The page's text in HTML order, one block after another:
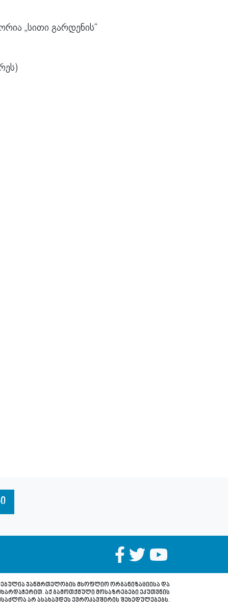
„სითი გარდენის“
ჯანმრთელობის მსოფლიო ორგანიზაციისა და
აქ გამოთქმული მოსაზრებები ეკუთვნის
არ ასახავდეს ევროკავშირის შეხედულებებს.